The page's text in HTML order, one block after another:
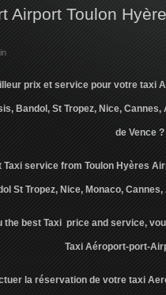
Airport Toulon
prix et service pour votre taxi
Bandol, St Tropez, Nice,
de Vence ?
Taxi service from Toulon Hyères
St Tropez, Nice, Monaco,
the best Taxi price and service,
Taxi Aéroport-port-
la réservation de votre taxi